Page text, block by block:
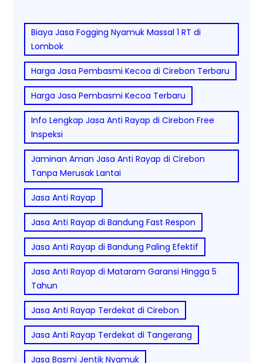
Biaya Jasa Fogging Nyamuk Massal 1 RT di
Lombok
Harga Jasa Pembasmi Kecoa di Cirebon Terbaru
Harga Jasa Pembasmi Kecoa Terbaru
Info Lengkap Jasa Anti Rayap di Cirebon Free
Inspeksi
Jaminan Aman Jasa Anti Rayap di Cirebon
Tanpa Merusak Lantai
Jasa Anti Rayap
Jasa Anti Rayap di Bandung Fast Respon
Jasa Anti Rayap di Bandung Paling Efektif
Jasa Anti Rayap di Mataram Garansi Hingga 5
Tahun
Jasa Anti Rayap Terdekat di Cirebon
Jasa Anti Rayap Terdekat di Tangerang
Jasa Basmi Jentik Nyamuk